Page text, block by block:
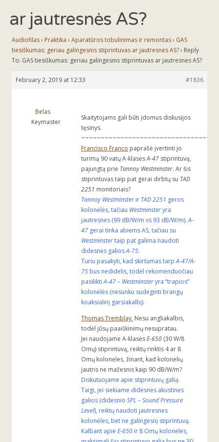
ar jautresnės AS?
Audiofilas› Praktika › Aparatūros tobulinimas ir remontas› GAS
tiesiškumas: geriau galingesnis stiprintuvas ar jautresnės AS?› Reply
To: GAS tiesiškumas: geriau galingesnis stiprintuvas ar jautresnės AS?
February 2, 2019 at 12:33 #1836
Belas
Keymaster
Skaitytojams gali būti įdomus diskusijos
tęsinys.
Francisco Franco paprašė įvertinti jo
turimą 90 vatų A-klasėsA-47 stiprintuvą,
pajungtą prie Tannoy Westminster. Ar šis
stiprintuvas taip pat gerai dirbtų su TAD
2251 monitoriais?
Tannoy Westminster ir TAD 2251 geros
kolonėlės, tačiau Westminsteryra
jautresnės (99 dB/W/m vs 93 dB/W/m).A-
47 gerai tinka abiems AS, tačiau su
Westminstertaip pat galima naudoti
didesnės galiosA-75.
Turiu pasakyti, kad skirtumas tarpA-47/A-
75 bus nedidelis, todėl rekomenduočiau
pasiliktiA-47– Westminsteryra “trapios”
kolonėlės (nesunku sudeginti brangų
koaksialinį garsiakalbį).
Thomas Tremblay. Nesu angliakalbis,
todėl jūsų paaiškinimų nesupratau.
Jei naudojame A-klasėsE-650 (30 W/8
Omų) stiprintuvą, reiktų rinktis 4 ar 8
Omų kolonėles, žinant, kad kolonėlių
jautris ne mažesnis kaip 90 dB/W/m?
Diskutuojame apie stiprintuvų galią.
Taigi, jei siekiame didesnės akustinės
galios (didesnio SPL – Sound Pressure
Level), reiktų naudoti jautresnes
kolonėles, bet ne galingesnį stiprintuvą.
Kalbant apie E-650 ir 8 Omų kolonėles,